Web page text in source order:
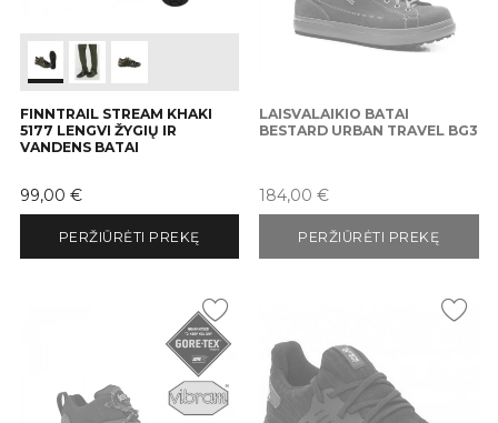
FINNTRAIL STREAM KHAKI
5177 LENGVI ŽYGIŲ IR
VANDENS BATAI
Kaina
99,00 €
PERŽIŪRĖTI PREKĘ
LAISVALAIKIO BATAI
BESTARD URBAN TRAVEL BG3
Kaina
184,00 €
PERŽIŪRĖTI PREKĘ